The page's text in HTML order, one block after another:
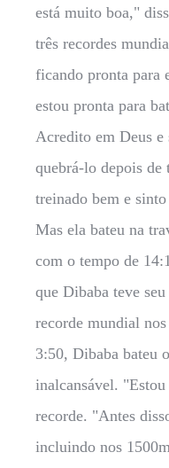
está muito boa,"
três recordes
ficando pronta para
estou pronta para
Acredito em Deus e
quebrá-lo depois de
treinado bem e
Mas ela bateu na
com o tempo de
que Dibaba teve
recorde mundial
3:50, Dibaba bateu
inalcansável.
recorde. "Antes
incluindo nos